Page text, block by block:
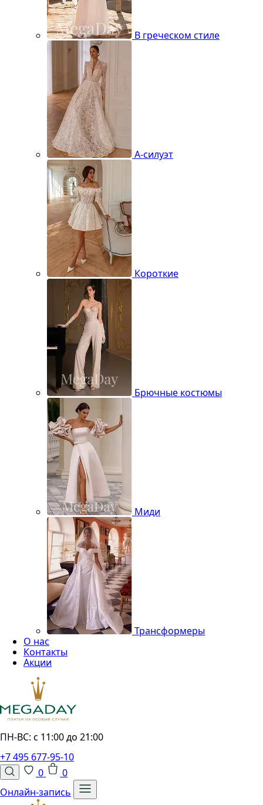
В греческом стиле
А-силуэт
Короткие
Брючные костюмы
Миди
Трансформеры
О нас
Контакты
Акции
ПН-ВС: с 11:00 до 21:00
+7 495 677-95-10
0
0
Онлайн-запись